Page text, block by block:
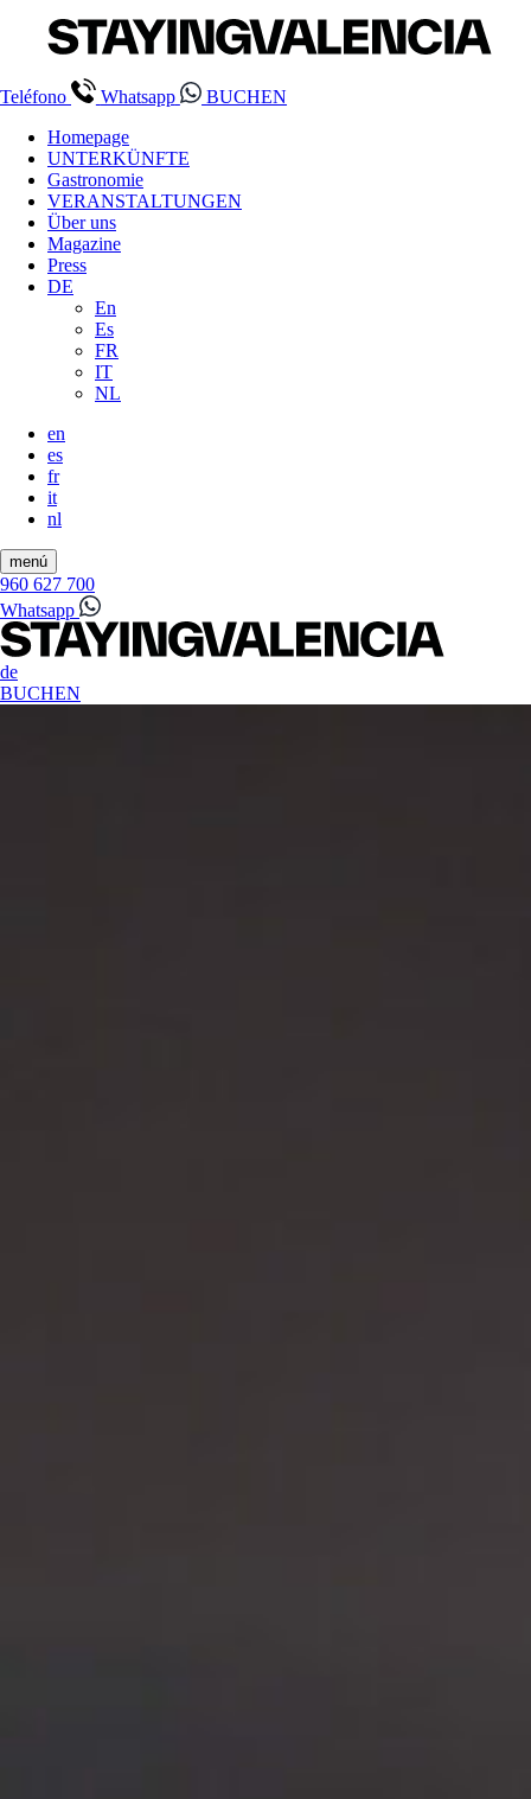
Teléfono Whatsapp
BUCHEN
Homepage
UNTERKÜNFTE
Gastronomie
VERANSTALTUNGEN
Über uns
Magazine
Press
DE
En
Es
FR
IT
NL
en
es
fr
it
nl
menú
960 627 700
Whatsapp
de
BUCHEN